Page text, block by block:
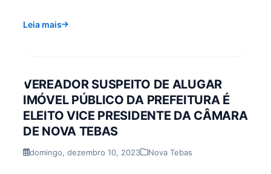
Leia mais
VEREADOR SUSPEITO DE ALUGAR
IMÓVEL PÚBLICO DA PREFEITURA É
ELEITO VICE PRESIDENTE DA CÂMARA
DE NOVA TEBAS
domingo, dezembro 10, 2023 Nova Tebas